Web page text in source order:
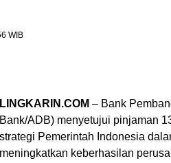
WIB
LINGKARIN.COM – Bank
Bank/ADB) menyetujui pinjaman
strategi Pemerintah Indonesia
meningkatkan keberhasilan